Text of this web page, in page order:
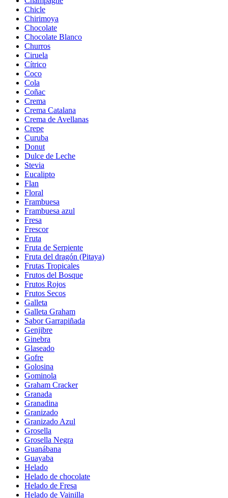
Chicle
Chirimoya
Chocolate
Chocolate Blanco
Churros
Ciruela
Cítrico
Coco
Cola
Coñac
Crema
Crema Catalana
Crema de Avellanas
Crepe
Curuba
Donut
Dulce de Leche
Stevia
Eucalipto
Flan
Floral
Frambuesa
Frambuesa azul
Fresa
Frescor
Fruta
Fruta de Serpiente
Fruta del dragón (Pitaya)
Frutas Tropicales
Frutos del Bosque
Frutos Rojos
Frutos Secos
Galleta
Galleta Graham
Sabor Garrapiñada
Genjibre
Ginebra
Glaseado
Gofre
Golosina
Gominola
Graham Cracker
Granada
Granadina
Granizado
Granizado Azul
Grosella
Grosella Negra
Guanábana
Guayaba
Helado
Helado de chocolate
Helado de Fresa
Helado de Vainilla